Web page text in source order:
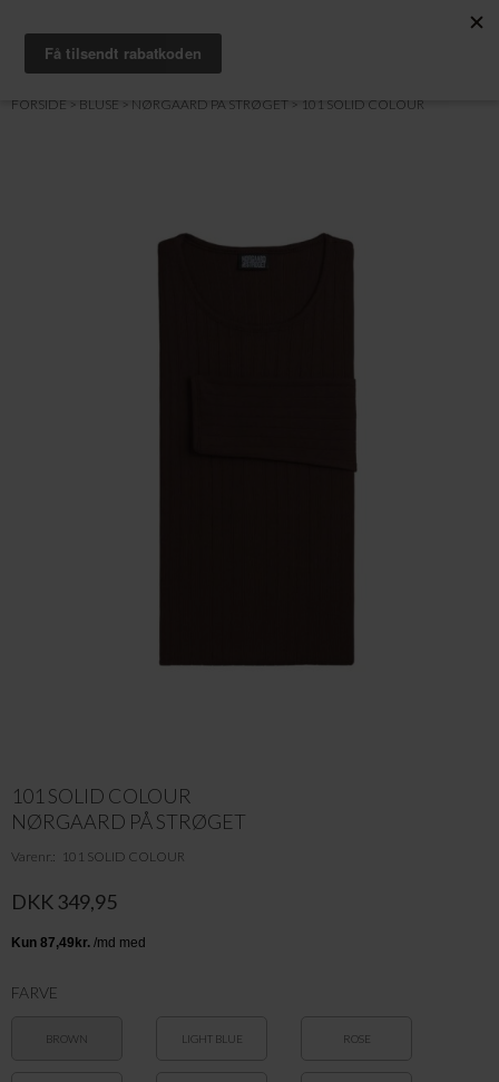
0
FORSIDE BLUSE NØRGAARD PÅ STRØGET 101 SOLID COLOUR
101 SOLID COLOUR
NØRGAARD PÅ STRØGET
Varenr. 101 SOLID COLOUR
DKK 349,95
FARVE
BROWN LIGHT BLUE ROSE